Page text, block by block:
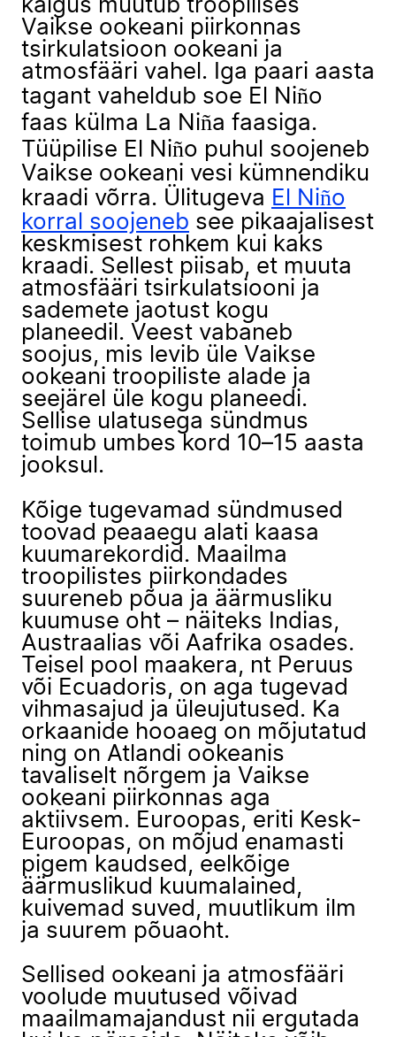
käigus muutub troopilises
Vaikse ookeani piirkonnas
tsirkulatsioon ookeani ja
atmosfääri vahel. Iga paari aasta
tagant vaheldub soe El Niño
faas külma La Niña faasiga.
Tüüpilise El Niño puhul soojeneb
Vaikse ookeani vesi kümnendiku
kraadi võrra. Ülitugeva El Niño
korral soojeneb see pikaajalisest
keskmisest rohkem kui kaks
kraadi. Sellest piisab, et muuta
atmosfääri tsirkulatsiooni ja
sademete jaotust kogu
planeedil. Veest vabaneb
soojus, mis levib üle Vaikse
ookeani troopiliste alade ja
seejärel üle kogu planeedi.
Sellise ulatusega sündmus
toimub umbes kord 10–15 aasta
jooksul.
Kõige tugevamad sündmused
toovad peaaegu alati kaasa
kuumarekordid. Maailma
troopilistes piirkondades
suureneb põua ja äärmusliku
kuumuse oht – näiteks Indias,
Austraalias või Aafrika osades.
Teisel pool maakera, nt Peruus
või Ecuadoris, on aga tugevad
vihmasajud ja üleujutused. Ka
orkaanide hooaeg on mõjutatud
ning on Atlandi ookeanis
tavaliselt nõrgem ja Vaikse
ookeani piirkonnas aga
aktiivsem. Euroopas, eriti Kesk-
Euroopas, on mõjud enamasti
pigem kaudsed, eelkõige
äärmuslikud kuumalained,
kuivemad suved, muutlikum ilm
ja suurem põuaoht.
Sellised ookeani ja atmosfääri
voolude muutused võivad
maailmamajandust nii ergutada